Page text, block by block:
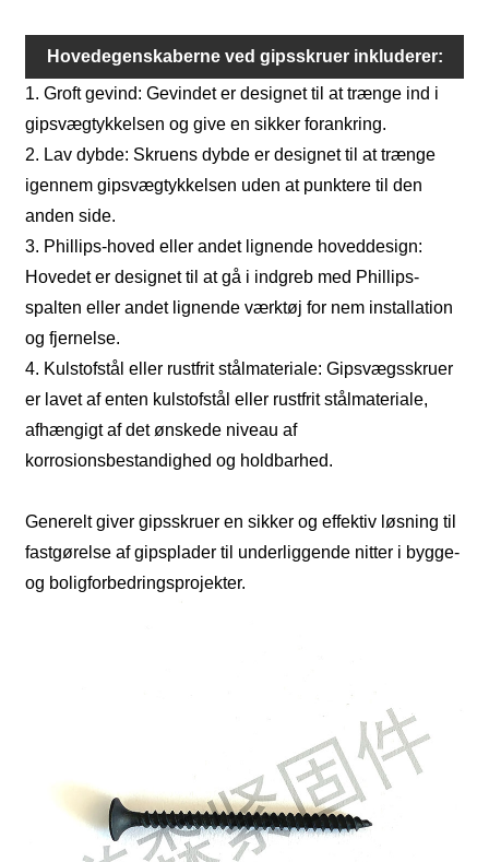
Hovedegenskaberne ved gipsskruer inkluderer:
1. Groft gevind: Gevindet er designet til at trænge ind i
gipsvægtykkelsen og give en sikker forankring.
2. Lav dybde: Skruens dybde er designet til at trænge
igennem gipsvægtykkelsen uden at punktere til den
anden side.
3. Phillips-hoved eller andet lignende hoveddesign:
Hovedet er designet til at gå i indgreb med Phillips-
spalten eller andet lignende værktøj for nem installation
og fjernelse.
4. Kulstofstål eller rustfrit stålmateriale: Gipsvægsskruer
er lavet af enten kulstofstål eller rustfrit stålmateriale,
afhængigt af det ønskede niveau af
korrosionsbestandighed og holdbarhed.
Generelt giver gipsskruer en sikker og effektiv løsning til
fastgørelse af gipsplader til underliggende nitter i bygge-
og boligforbedringsprojekter.